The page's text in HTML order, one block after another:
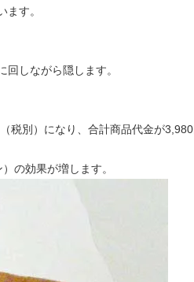
す。
しながら隠します。
税別）になり、合計商品代金が
の効果が増します。